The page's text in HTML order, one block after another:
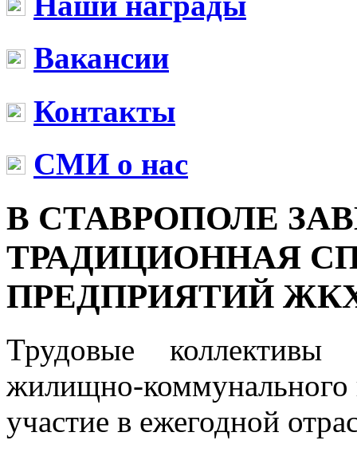
Вакансии
Контакты
СМИ о нас
В СТАВРОПОЛЕ
ТРАДИЦИОННАЯ
ПРЕДПРИЯТИЙ
Трудовые
жилищно-коммунального
участие в ежегодной